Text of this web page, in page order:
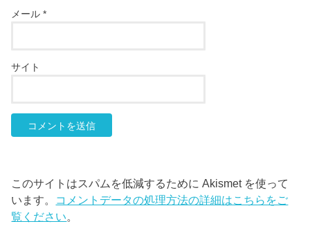
メール*
サイト
このサイトはスパムを低減するために Akismet を使って
います。 コメントデータの処理方法の詳細はこちらをご
覧ください。